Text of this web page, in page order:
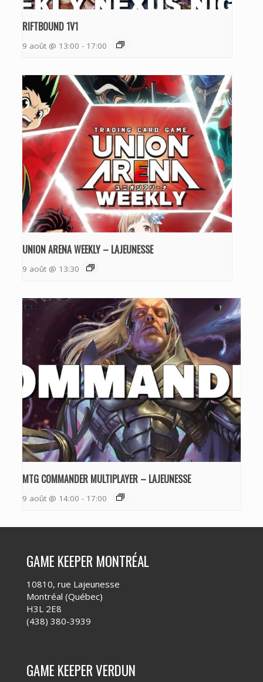
RIFTBOUND 1V1
9 août @ 13:00 - 17:00
UNION ARENA WEEKLY – LAJEUNESSE
9 août @ 13:30
MTG COMMANDER MULTIPLAYER – LAJEUNESSE
9 août @ 14:00 - 17:00
GAME KEEPER MONTRÉAL
10810, rue Lajeunesse
Montréal (Québec)
H3L 2E8
(438) 380-3939
GAME KEEPER VERDUN